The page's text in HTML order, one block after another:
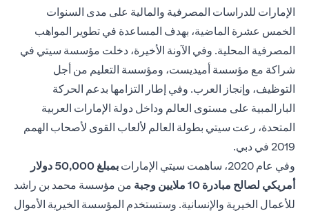
الإمارات للدراسات المصرفية والمالية على مدى السنوات
الخمس عشرة الماضية، بهدف المساعدة في تطوير المواهب
المصرفية المحلية. وفي الآونة الأخيرة، دخلت مؤسسة سيتي في
شراكة مع مؤسسة أميديست، ومؤسسة التعليم من أجل
التوظيف، وإنجاز العرب. وفي إطار التزامها بدعم الحركة
البارالمبية على مستوى العالم وداخل دولة الإمارات العربية
المتحدة، رعت سيتي بطولة العالم لألعاب القوى لأصحاب الهمم
2019 في دبي.
وفي عام 2020، ساهمت سيتي الإمارات
بمبلغ 50,000
دولار
أمريكي لصالح مبادرة 10 ملايين وجبة
من مؤسسة محمد بن راشد
للأعمال الخيرية والإنسانية. وستستخدم المؤسسة الخيرية الأموال